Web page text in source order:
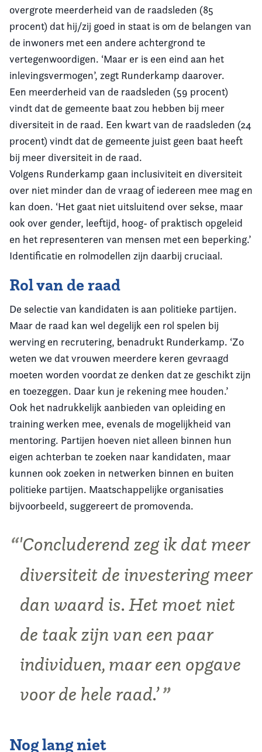
overgrote meerderheid van de raadsleden (85
procent) dat hij/zij goed in staat is om de belangen van
de inwoners met een andere achtergrond te
vertegenwoordigen. ‘Maar er is een eind aan het
inlevingsvermogen’, zegt Runderkamp daarover.
Een meerderheid van de raadsleden (59 procent)
vindt dat de gemeente baat zou hebben bij meer
diversiteit in de raad. Een kwart van de raadsleden (24
procent) vindt dat de gemeente juist geen baat heeft
bij meer diversiteit in de raad.
Volgens Runderkamp gaan inclusiviteit en diversiteit
over niet minder dan de vraag of iedereen mee mag en
kan doen. ‘Het gaat niet uitsluitend over sekse, maar
ook over gender, leeftijd, hoog- of praktisch opgeleid
en het representeren van mensen met een beperking.’
Identificatie en rolmodellen zijn daarbij cruciaal.
Rol van de raad
De selectie van kandidaten is aan politieke partijen.
Maar de raad kan wel degelijk een rol spelen bij
werving en recrutering, benadrukt Runderkamp. ‘Zo
weten we dat vrouwen meerdere keren gevraagd
moeten worden voordat ze denken dat ze geschikt zijn
en toezeggen. Daar kun je rekening mee houden.’
Ook het nadrukkelijk aanbieden van opleiding en
training werken mee, evenals de mogelijkheid van
mentoring. Partijen hoeven niet alleen binnen hun
eigen achterban te zoeken naar kandidaten, maar
kunnen ook zoeken in netwerken binnen en buiten
politieke partijen. Maatschappelijke organisaties
bijvoorbeeld, suggereert de promovenda.
'Concluderend zeg ik dat meer
diversiteit de investering meer
dan waard is. Het moet niet
de taak zijn van een paar
individuen, maar een opgave
voor de hele raad.’
Nog lang niet